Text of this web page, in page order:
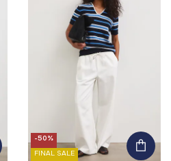
-50%
FINAL SALE